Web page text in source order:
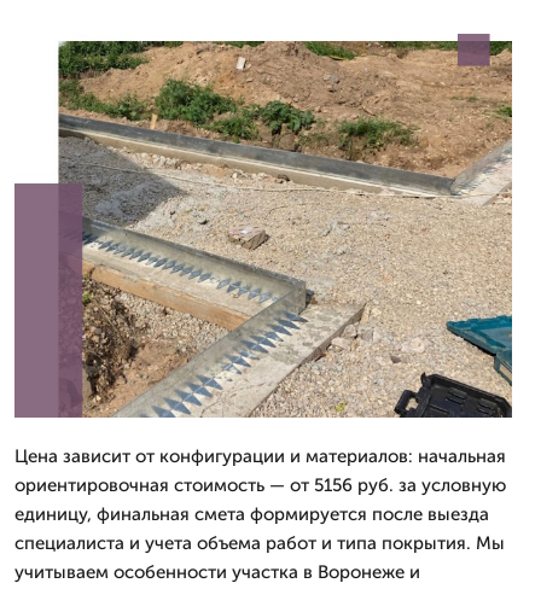
Цена зависит от конфигурации и материалов: начальная
ориентировочная стоимость — от 5156 руб. за условную
единицу, финальная смета формируется после выезда
специалиста и учета объема работ и типа покрытия. Мы
учитываем особенности участка в Воронеже и